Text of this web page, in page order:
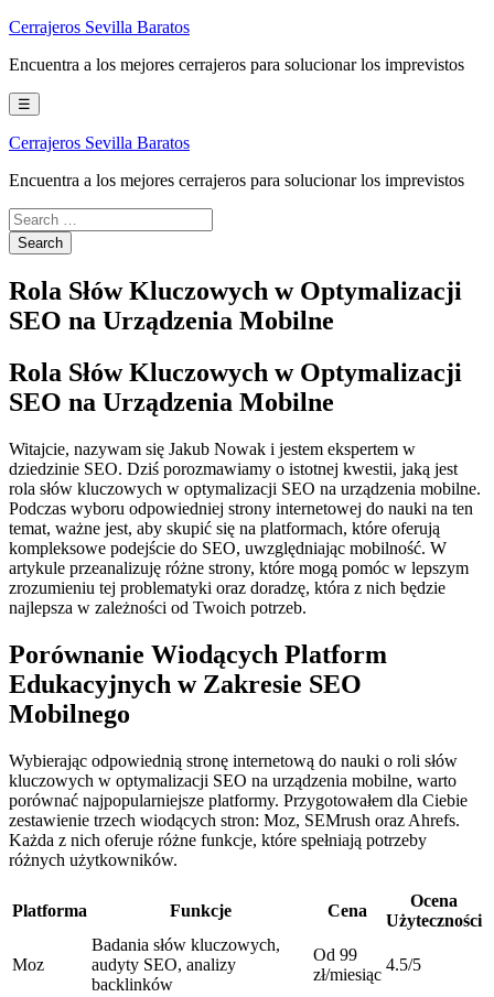
Skip
content
Cerrajeros Sevilla Baratos
Encuentra a los mejores cerrajeros para solucionar los imprevistos
☰
Cerrajeros Sevilla Baratos
Encuentra a los mejores cerrajeros para solucionar los imprevistos
Rola Słów Kluczowych w Optymalizacji
SEO na Urządzenia Mobilne
Rola Słów Kluczowych w Optymalizacji
SEO na Urządzenia Mobilne
Witajcie, nazywam się Jakub Nowak i jestem ekspertem w
dziedzinie SEO. Dziś porozmawiamy o istotnej kwestii, jaką jest
rola słów kluczowych w optymalizacji SEO na urządzenia mobilne.
Podczas wyboru odpowiedniej strony internetowej do nauki na ten
temat, ważne jest, aby skupić się na platformach, które oferują
kompleksowe podejście do SEO, uwzględniając mobilność. W
artykule przeanalizuję różne strony, które mogą pomóc w lepszym
zrozumieniu tej problematyki oraz doradzę, która z nich będzie
najlepsza w zależności od Twoich potrzeb.
Porównanie Wiodących Platform
Edukacyjnych w Zakresie SEO
Mobilnego
Wybierając odpowiednią stronę internetową do nauki o roli słów
kluczowych w optymalizacji SEO na urządzenia mobilne, warto
porównać najpopularniejsze platformy. Przygotowałem dla Ciebie
zestawienie trzech wiodących stron: Moz, SEMrush oraz Ahrefs.
Każda z nich oferuje różne funkcje, które spełniają potrzeby
różnych użytkowników.
Platforma Funkcje Cena
Ocena
Użyteczności
Moz
Badania słów kluczowych,
audyty SEO, analizy
backlinków
Od 99
zł/miesiąc
4.5/5